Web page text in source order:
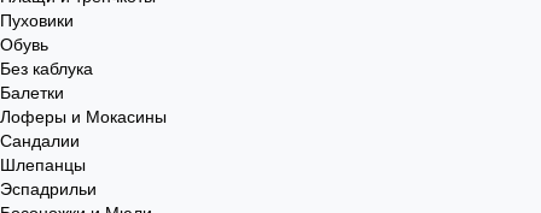
Пуховики
Обувь
Без каблука
Балетки
Лоферы и Мокасины
Сандалии
Шлепанцы
Эспадрильи